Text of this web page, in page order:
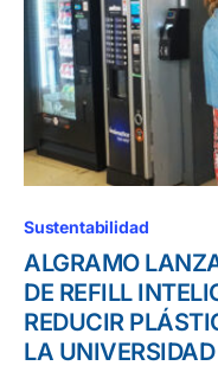
Sustentabilidad
ALGRAMO
DE REFILL
REDUCIR
LA